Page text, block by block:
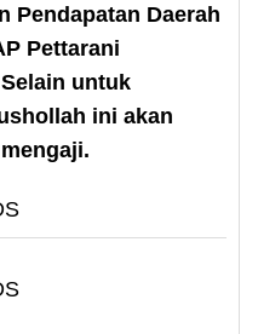
Pendapatan Daerah
Pettarani
untuk
ini akan